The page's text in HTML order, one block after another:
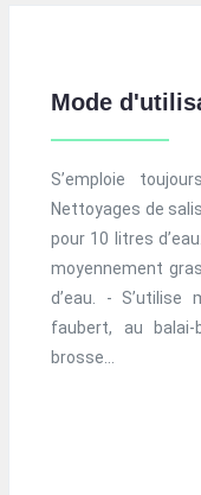
Mode
S’emploie
Nettoyages de
pour 10 litres
moyennement
d’eau. - S’utilise
faubert, au
brosse…